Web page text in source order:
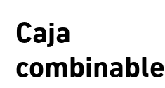
Caja
combinable